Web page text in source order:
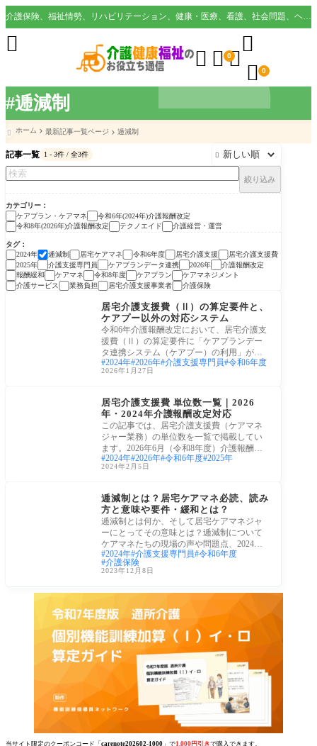
#逓減制
介護保険、福祉情勢、リハビリテーション、健康・医療、看護、社会問題、ヘルスケア業界など様々な切り口から役立つ情報を配信。
  0

 0

 ホーム 最新記事一覧ページ 逓減制
記事一覧 1 - 3件 / 全3件 
絞り込み
カテゴリー
ケアプラン・ケアマネ
令和6年(2024年)介護報酬改定
令和8年(2026年)介護報酬改定
テクノエイド 介護経営・運営
タグ
2024年
逓減制 居宅ケアマネ 令和6年度 居宅介護支援
居宅介護支援費
2025年
介護支援専門員 ケアプランデータ連携 2026年
介護報酬改定
報酬緩和
ケアマネ 令和8年度 ケアプラン
ケアマネジメント
介護サービス
業務負担 居宅介護支援事業者 介護保険
ケアプラン・ケアマネ
居宅介護支援費（Ⅱ）の算定要件と、
ケアプー以外の対応システム
令和6年介護報酬改定において、居宅介護支
援費（Ⅱ）の算定要件に「ケアプランデー
タ連携システム（ケアプー）の利用」が明
記さ
2024年 2026年 介護支援専門員 令和6年度
2026年1月27日
居宅介護支援費 単位数一覧｜2026
年・2024年介護報酬改定対応
この記事では、居宅介護支援費（ケアマネ
ジャー業務）の単位数を一覧で掲載してい
ます。2026年6月（令和8年度）介護報酬改
定に対応
2024年 2026年 令和6年度 2025年
2024年2月5日
逓減制とは？居宅ケアマネ必読、読み
方と意味や要件・緩和とは？
逓減制とは何か、そして居宅ケアマネジャ
ーにとってその意味とは？逓減制について
ケアマネたちの現場の声や問題点、2024年
介護報
2024年 介護支援専門員 令和6年度
介護保険
2023年12月8日
当サイト限定のクーポンコード「 carenote202602-1000 」で1,000円引きで購入できます。